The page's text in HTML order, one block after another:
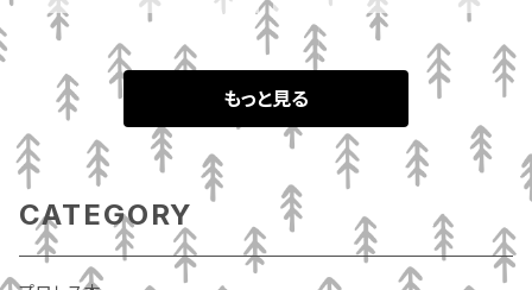
もっと見る
CATEGORY